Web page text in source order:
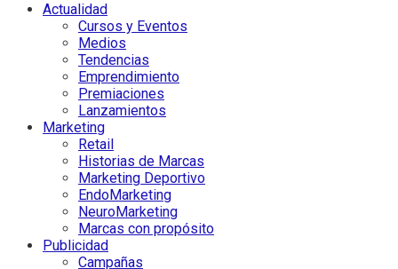
Actualidad
Cursos y Eventos
Medios
Tendencias
Emprendimiento
Premiaciones
Lanzamientos
Marketing
Retail
Historias de Marcas
Marketing Deportivo
EndoMarketing
NeuroMarketing
Marcas con propósito
Publicidad
Campañas